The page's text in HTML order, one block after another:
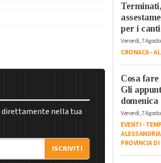
direttamente nella tua
ISCRIVITI
per i
Venerdì, 7
CRONACA-
Cosa
Gli
domenica
Venerdì, 7
EVENTI-
ALESSANDRIA
PROVINCIA